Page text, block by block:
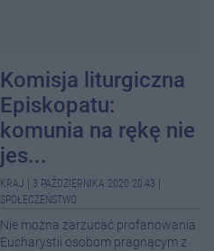
Komisja liturgiczna
Episkopatu:
komunia na rękę nie
jes...
KRAJ 3 PAŹDZIERNIKA 2020 20:43
SPOŁECZEŃSTWO
Nie można zarzucać profanowania
Eucharystii osobom pragnącym z